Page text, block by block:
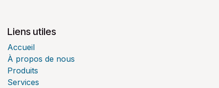
Liens utiles
Accueil
À propos de nous
Produits
Services